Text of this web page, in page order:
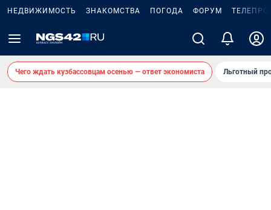
НЕДВИЖИМОСТЬ ЗНАКОМСТВА ПОГОДА ФОРУМ
Чего ждать кузбассовцам осенью — ответ экономиста Льготный